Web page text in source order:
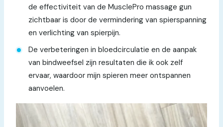
de effectiviteit van de MusclePro massage gun
zichtbaar is door de vermindering van spierspanning
en verlichting van spierpijn.
De verbeteringen in bloedcirculatie en de aanpak
van bindweefsel zijn resultaten die ik ook zelf
ervaar, waardoor mijn spieren meer ontspannen
aanvoelen.